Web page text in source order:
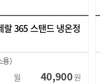
랄 365 스탠드 냉온정
용)
월 40,900원